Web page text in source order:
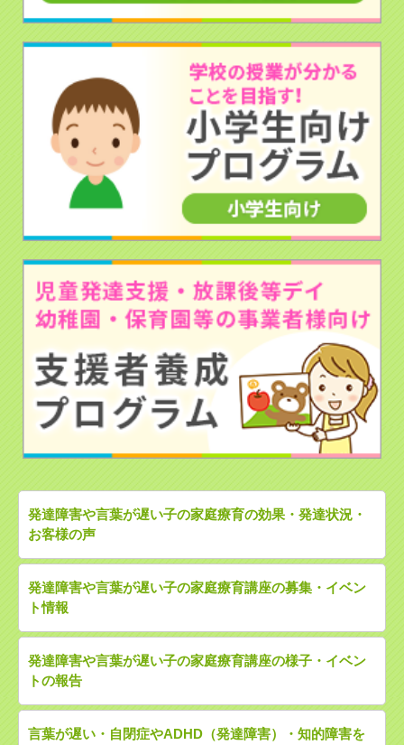
発達障害や言葉が遅い子の家庭療育の効果・発達状況・
お客様の声
発達障害や言葉が遅い子の家庭療育講座の募集・イベン
ト情報
発達障害や言葉が遅い子の家庭療育講座の様子・イベン
トの報告
言葉が遅い・自閉症やADHD（発達障害）・知的障害を